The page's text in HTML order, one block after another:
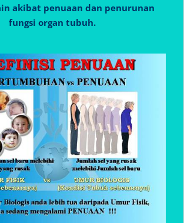
akibat penuaan dan penurunan
fungsi organ tubuh.